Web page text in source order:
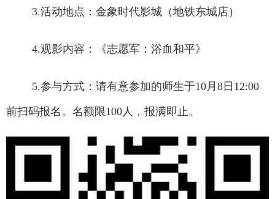
3.活动地点：金象时代影城（地铁东城店）
4.观影内容：《志愿军：浴血和平》
5.参与方式：请有意参加的师生于10月8 日 12:00
前扫码报名。名额限100人，报满即止。